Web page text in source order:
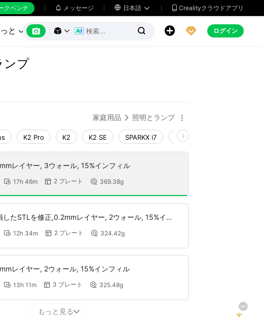
クベンチ  メッセージ  日本語   Crealityクラウドアプリ
と        ログイン
ンプ
家庭用品  照明とランプ 
K2 Pro K2 K2 SE SPARKX i7 Creality Hi
レイヤー, 3ウォール, 15%インフィル
 17h 46m  2 プレート  369.38g
したSTLを修正,0.2mmレイヤー, 2ウォール, 15%イン
ル
 12h 34m  2 プレート  324.42g
レイヤー, 2ウォール, 15%インフィル
 13h 11m  3 プレート  325.48g
もっと見る